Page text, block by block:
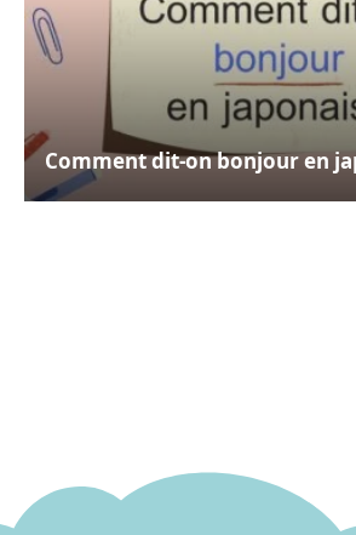
Comment dit-on bonjour en